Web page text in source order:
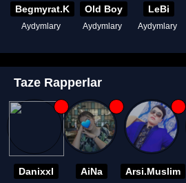
Begmyrat.K
Aydymlary
Old Boy
Aydymlary
LeBi
Aydymlary
Taze Rapperlar
Danixxl AiNa Arsi.Muslim